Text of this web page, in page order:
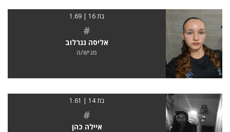
בת 16 | 1.69
#
אליסה גנרלוב
מגיש/ה
בת 14 | 1.61
#
איילה כהן